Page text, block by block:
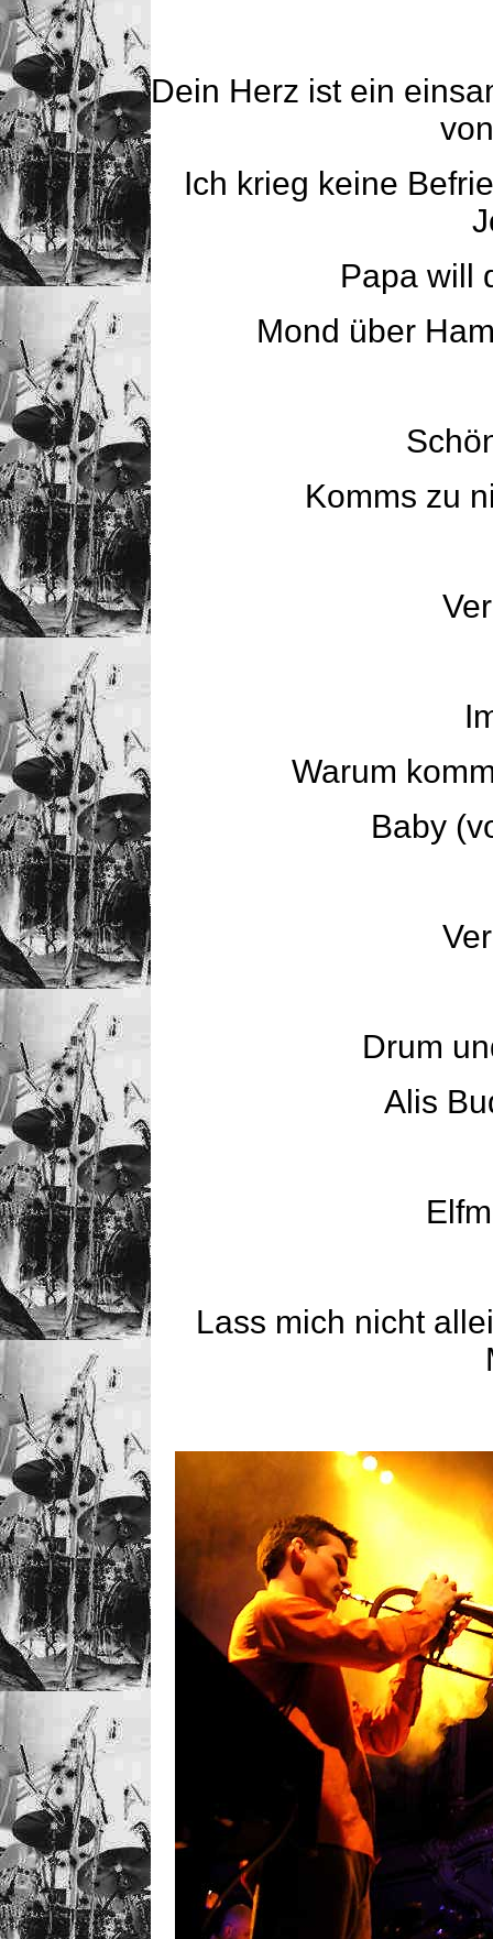
Dein Herz ist ein
Ich krieg keine
Papa will
Mond über
Komms zu
Warum
Baby
Drum
Alis
Lass mich nicht